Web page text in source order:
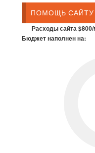
ПОМОЩЬ САЙТУ
Расходы сайта
Бюджет наполнен на: